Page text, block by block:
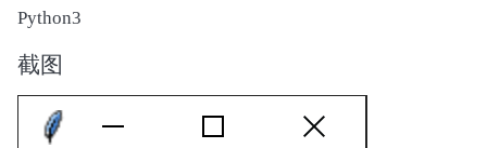
Python3
截图